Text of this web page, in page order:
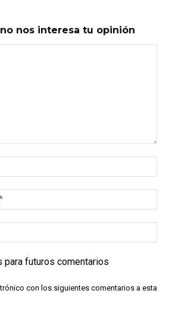
nos interesa tu opinión
para futuros comentarios
con los siguientes comentarios a esta